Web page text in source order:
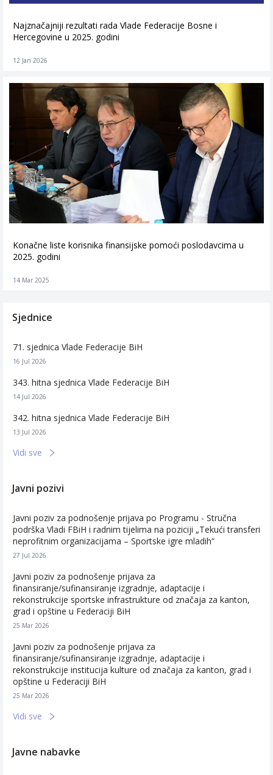
Najznačajniji rezultati rada Vlade Federacije Bosne i
Hercegovine u 2025. godini
12 Jan 2026
Konačne liste korisnika finansijske pomoći poslodavcima u
2025. godini
14 Mar 2025
Sjednice
71. sjednica Vlade Federacije BiH
16 Jul 2026
343. hitna sjednica Vlade Federacije BiH
14 Jul 2026
342. hitna sjednica Vlade Federacije BiH
13 Jul 2026
Vidi sve
Javni pozivi
Javni poziv za podnošenje prijava po Programu - Stručna
podrška Vladi FBiH i radnim tijelima na poziciji „Tekući transferi
neprofitnim organizacijama – Sportske igre mladih“
27 Jul 2026
Javni poziv za podnošenje prijava za
finansiranje/sufinansiranje izgradnje, adaptacije i
rekonstrukcije sportske infrastrukture od značaja za kanton,
grad i opštine u Federaciji BiH
25 Mar 2026
Javni poziv za podnošenje prijava za
finansiranje/sufinansiranje izgradnje, adaptacije i
rekonstrukcije institucija kulture od značaja za kanton, grad i
opštine u Federaciji BiH
25 Mar 2026
Vidi sve
Javne nabavke